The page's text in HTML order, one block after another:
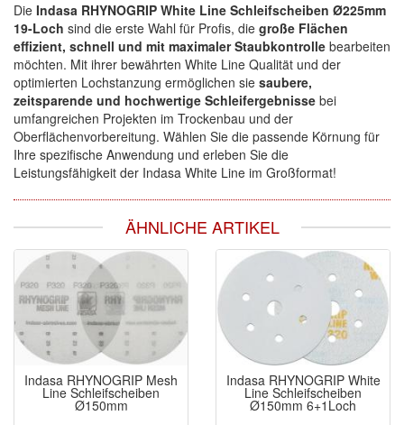
Die Indasa RHYNOGRIP White Line Schleifscheiben Ø225mm
19-Loch sind die erste Wahl für Profis, die große Flächen
effizient, schnell und mit maximaler Staubkontrolle bearbeiten
möchten. Mit ihrer bewährten White Line Qualität und der
optimierten Lochstanzung ermöglichen sie saubere,
zeitsparende und hochwertige Schleifergebnisse bei
umfangreichen Projekten im Trockenbau und der
Oberflächenvorbereitung. Wählen Sie die passende Körnung für
Ihre spezifische Anwendung und erleben Sie die
Leistungsfähigkeit der Indasa White Line im Großformat!
ÄHNLICHE ARTIKEL
Indasa RHYNOGRIP Mesh
Line Schleifscheiben
Ø150mm
Indasa RHYNOGRIP White
Line Schleifscheiben
Ø150mm 6+1Loch